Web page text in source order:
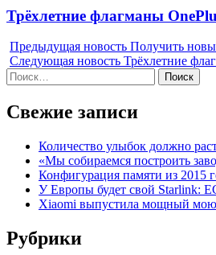
Next
post:
Трёхлетние флагманы
Предыдущая новость Получить
Следующая новость Трёхлетние
Найти:
Свежие записи
Количество улыбок должно
«Мы собираемся построить
Конфигурация памяти из 2015
У Европы будет свой Starlink:
Xiaomi выпустила мощный
Рубрики